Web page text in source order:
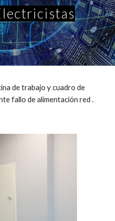
de trabajo y cuadro de
fallo de alimentación red .